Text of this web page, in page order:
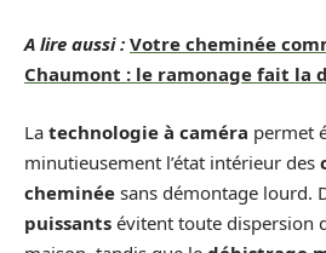
A lire aussi : Votre cheminée
Chaumont : le ramonage fait la
La technologie à caméra permet
minutieusement l’état intérieur des
cheminée sans démontage lourd.
puissants évitent toute dispersion